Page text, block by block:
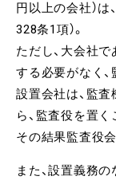
円以上の会社）
328条1項）。
ただし、大会社
する必要がなく
設置会社は、監
ら、監査役を置く
その結果監査役
また、設置義務